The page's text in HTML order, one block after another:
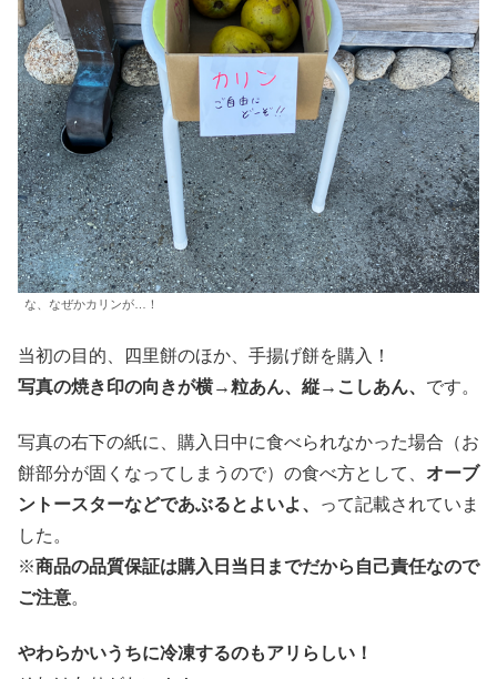
な、なぜかカリンが…！
当初の目的、四里餅のほか、手揚げ餅を購入！
写真の焼き印の向きが横→粒あん、縦→こしあん、 です。
写真の右下の紙に、購入日中に食べられなかった場合（お
餅部分が固くなってしまうので）の食べ方として、 オーブ
ントースターなどであぶるとよいよ、
って記載されていま
した。
※商品の品質保証は購入日当日までだから自己責任なので
ご注意。
やわらかいうちに冷凍するのもアリらしい！